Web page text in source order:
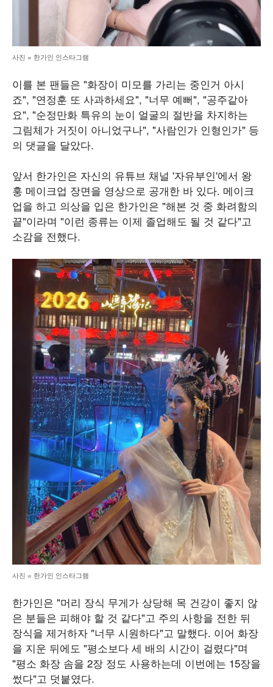
사진 = 한가인 인스타그램
이를 본 팬들은 "화장이 미모를 가리는 중인거 아시
죠", "연정훈 또 사과하세요", "너무 예뻐", "공주같아
요", "순정만화 특유의 눈이 얼굴의 절반을 차지하는
그림체가 거짓이 아니었구나", "사람인가 인형인가" 등
의 댓글을 달았다.
앞서 한가인은 자신의 유튜브 채널 '자유부인'에서 왕
훙 메이크업 장면을 영상으로 공개한 바 있다. 메이크
업을 하고 의상을 입은 한가인은 "해본 것 중 화려함의
끝"이라며 "이런 종류는 이제 졸업해도 될 것 같다"고
소감을 전했다.
사진 = 한가인 인스타그램
한가인은 "머리 장식 무게가 상당해 목 건강이 좋지 않
은 분들은 피해야 할 것 같다"고 주의 사항을 전한 뒤
장식을 제거하자 "너무 시원하다"고 말했다. 이어 화장
을 지운 뒤에도 "평소보다 세 배의 시간이 걸렸다"며
"평소 화장 솜을 2장 정도 사용하는데 이번에는 15장을
썼다"고 덧붙였다.